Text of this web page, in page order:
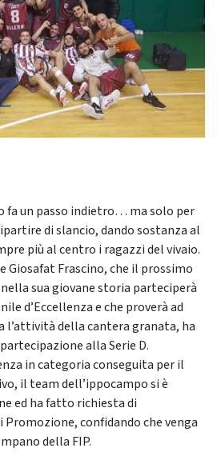
fa un passo indietro… ma solo per
di slancio, dando sostanza al
più al centro i ragazzi del vivaio.
Giosafat Frascino, che il prossimo
sua giovane storia parteciperà
d’Eccellenza e che proverà ad
l’attività della cantera granata, ha
alla Serie D.
in categoria conseguita per il
il team dell’ippocampo si è
ed ha fatto richiesta di
confidando che venga
della FIP.